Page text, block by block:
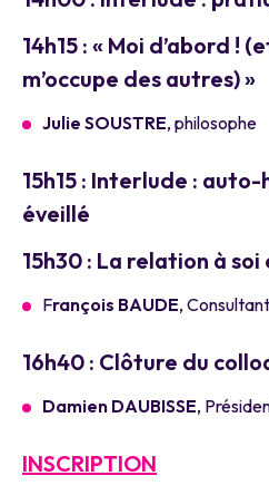
14h15 : « Moi d’abord !
m’occupe des autres) »
Julie SOUSTRE, philosophe
15h15 : Interlude :
éveillé
15h30 : La relation à
François BAUDE,
16h40 : Clôture du
Damien DAUBISSE,
INSCRIPTION